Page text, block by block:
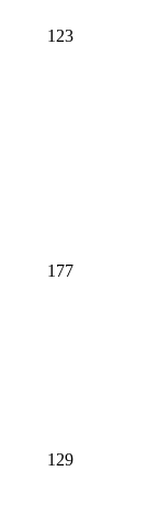
123
177
129